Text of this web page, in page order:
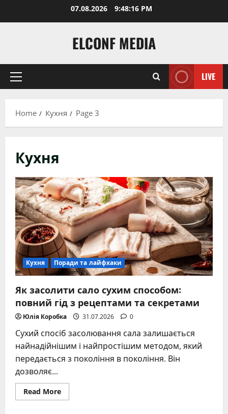
07.08.2026 9:48:17 PM
ELCONF MEDIA
Primary
LIVE
Home Кухня Page 3
Кухня
Кухня Поради та лайфхаки
Як засолити сало сухим способом:
повний гід з рецептами та секретами
Юлія Коробка 31.07.2026 0
Сухий спосіб засолювання сала залишається
найнадійнішим і найпростішим методом, який
передається з покоління в покоління. Він
дозволяє...
Read MoreRead
more